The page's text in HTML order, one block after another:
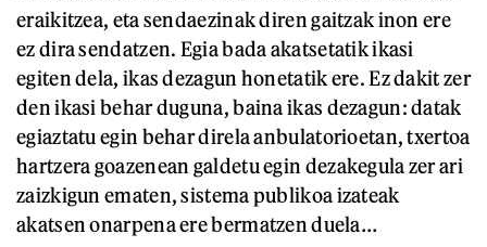
eraikitzea, eta sendaezinak diren gaitzak inon ere
ez dira sendatzen. Egia bada akatsetatik ikasi
egiten dela, ikas dezagun honetatik ere. Ez dakit zer
den ikasi behar duguna, baina ikas dezagun: datak
egiaztatu egin behar direla anbulatorioetan, txertoa
hartzera goazenean galdetu egin dezakegula zer ari
zaizkigun ematen, sistema publikoa izateak
akatsen onarpena ere bermatzen duela…